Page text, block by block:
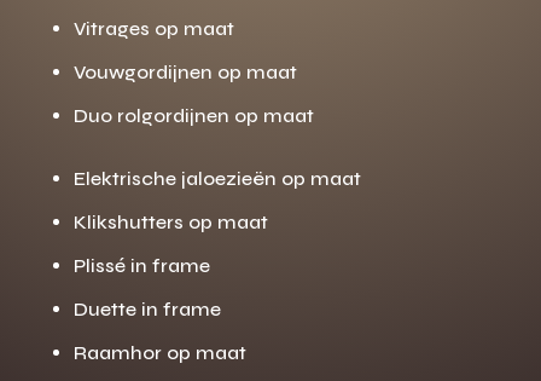
Gratis offerte
10 jaar garantie op de montage
Gratis inmeting (voorwaarden)
Volledig ontzorgd
Wij werken landelijk
Vitrages op maat
Vouwgordijnen op maat
Duo rolgordijnen op maat
Elektrische jaloezieën op maat
Klikshutters op maat
Plissé in frame
Duette in frame
Raamhor op maat